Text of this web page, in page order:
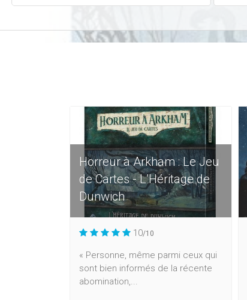
Horreur à Arkham : Le Jeu
de Cartes - L’Héritage de
Dunwich
10/10
« Personne, même parmi ceux qui
sont bien informés de la récente
abomination,...